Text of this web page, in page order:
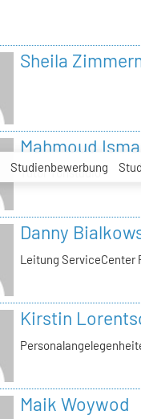
Studienbewerbung
Sheila
Mahmoud
Tutor Tonstudio
Danny
Leitung ServiceCenter
Kirstin
Maik Woywod